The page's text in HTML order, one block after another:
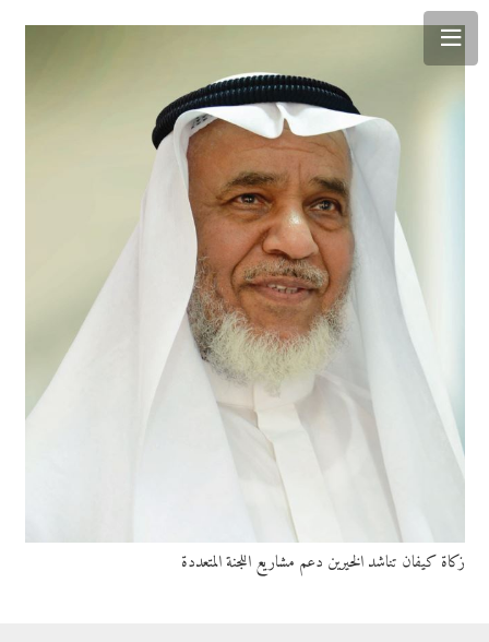
زكاة كيفان تناشد الخيرين دعم مشاريع اللجنة المتعددة